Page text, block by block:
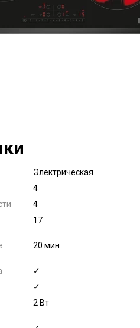
Электрическая
4
4
17
20 мин
✓
✓
2 Вт